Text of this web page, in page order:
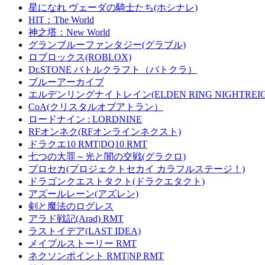
星になれ ヴェーダの騎士たち(ホシナレ)
HIT：The World
神之塔：New World
グランブルーファンタジー(グラブル)
ロブロックス(ROBLOX)
Dr.STONE バトルクラフト（バトクラ）
ブルーアーカイブ
エルデンリングナイトレイン(ELDEN RING
CoA(クリスタルオブアトラン）
ロードナイン : LORDNINE
RFオンネク(RFオンラインネクスト)
ドラクエ10 RMT|DQ10 RMT
七つの大罪～光と闇の交戦(グラクロ)
プロセカ(プロジェクトセカイ カラフルステージ！)
ドラゴンクエストタクト(ドラクエタクト)
アズールレーン(アズレン)
剣と魔法のログレス
アラド戦記(Arad) RMT
ラストイデア(LAST IDEA)
メイプルストーリー RMT
ネクソンポイント RMT|NP RMT